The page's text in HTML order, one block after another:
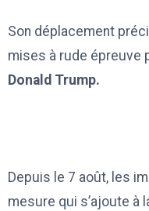
Son déplacement
mises à rude épreuve
Donald Trump.
Depuis le 7 août, les
mesure qui s’ajoute à